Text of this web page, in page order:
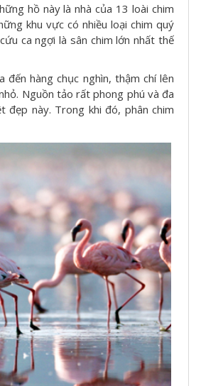
hồ này là nhà của 13 loài chim
khu vực có nhiều loại chim quý
ca ngợi là sân chim lớn nhất thế
đến hàng chục nghìn, thậm chí lên
Nguồn tảo rất phong phú và đa
đẹp này. Trong khi đó, phân chim